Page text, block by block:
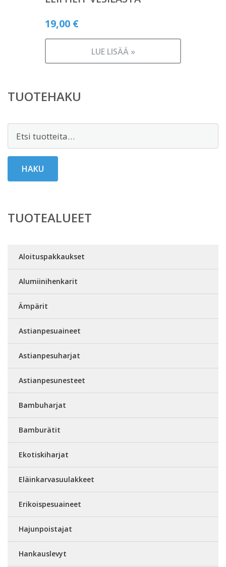
19,00 €
LUE LISÄÄ »
TUOTEHAKU
HAKU
TUOTEALUEET
Aloituspakkaukset
Alumiinihenkarit
Ämpärit
Astianpesuaineet
Astianpesuharjat
Astianpesunesteet
Bambuharjat
Bamburätit
Ekotiskiharjat
Eläinkarvasuulakkeet
Erikoispesuaineet
Hajunpoistajat
Hankauslevyt